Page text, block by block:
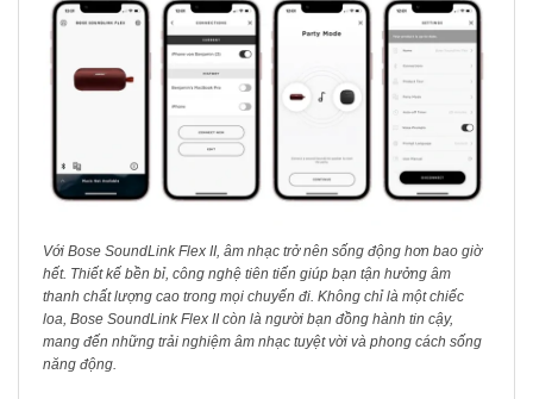
Với Bose SoundLink Flex II, âm nhạc trở nên sống động hơn bao giờ
hết. Thiết kế bền bỉ, công nghệ tiên tiến giúp bạn tận hưởng âm
thanh chất lượng cao trong mọi chuyến đi. Không chỉ là một chiếc
loa, Bose SoundLink Flex II còn là người bạn đồng hành tin cậy,
mang đến những trải nghiệm âm nhạc tuyệt vời và phong cách sống
năng động.